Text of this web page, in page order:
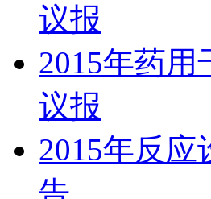
议报
2015年药
议报
2015年反